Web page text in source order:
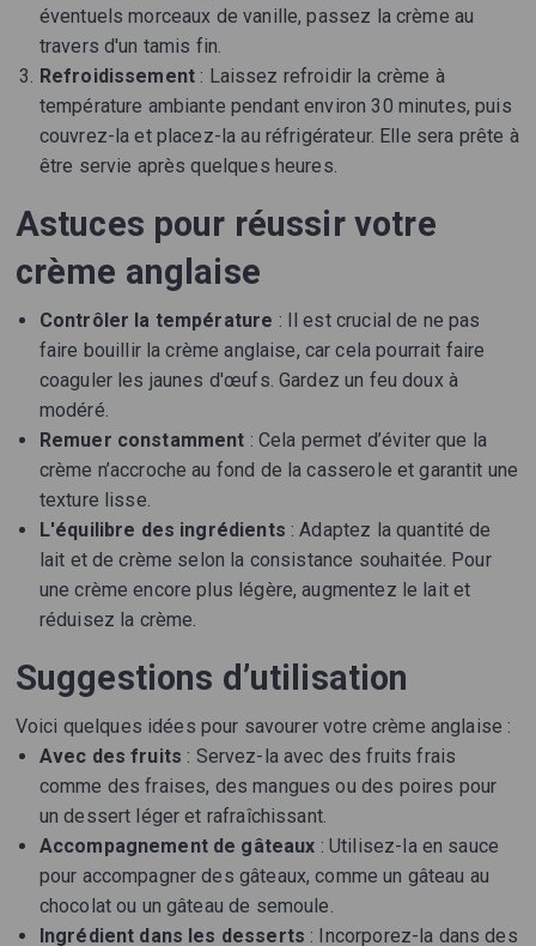
éventuels morceaux de vanille, passez la crème au
travers d'un tamis fin.
Refroidissement : Laissez refroidir la crème à
température ambiante pendant environ 30 minutes, puis
couvrez-la et placez-la au réfrigérateur. Elle sera prête à
être servie après quelques heures.
Astuces pour réussir votre
crème anglaise
Contrôler la température : Il est crucial de ne pas
faire bouillir la crème anglaise, car cela pourrait faire
coaguler les jaunes d'œufs. Gardez un feu doux à
modéré.
Remuer constamment : Cela permet d’éviter que la
crème n’accroche au fond de la casserole et garantit une
texture lisse.
L'équilibre des ingrédients : Adaptez la quantité de
lait et de crème selon la consistance souhaitée. Pour
une crème encore plus légère, augmentez le lait et
réduisez la crème.
Suggestions d’utilisation
Voici quelques idées pour savourer votre crème anglaise :
Avec des fruits : Servez-la avec des fruits frais
comme des fraises, des mangues ou des poires pour
un dessert léger et rafraîchissant.
Accompagnement de gâteaux : Utilisez-la en sauce
pour accompagner des gâteaux, comme un gâteau au
chocolat ou un gâteau de semoule.
Ingrédient dans les desserts : Incorporez-la dans des